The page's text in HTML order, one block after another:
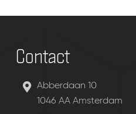
Contact
Abberdaan 10
1046 AA Amsterdam